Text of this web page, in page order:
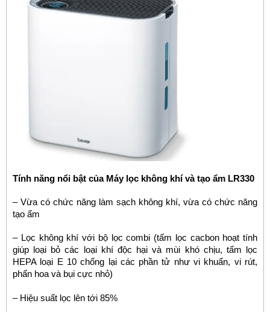
Tính năng nổi bật của Máy lọc không khí và tạo ẩm LR330
– Vừa có chức năng làm sạch không khí, vừa có chức năng
tạo ẩm
– Lọc không khí với bộ lọc combi (tấm lọc cacbon hoạt tính
giúp loại bỏ các loại khí độc hại và mùi khó chịu, tấm lọc
HEPA loại E 10 chống lại các phần tử như vi khuẩn, vi rút,
phấn hoa và bụi cực nhỏ)
– Hiệu suất lọc lên tới 85%